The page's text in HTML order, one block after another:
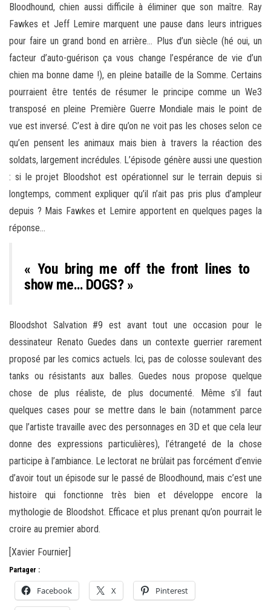
Bloodhound, chien aussi difficile à éliminer que son maître. Ray
Fawkes et Jeff Lemire marquent une pause dans leurs intrigues
pour faire un grand bond en arrière… Plus d’un siècle (hé oui, un
facteur d’auto-guérison ça vous change l’espérance de vie d’un
chien ma bonne dame !), en pleine bataille de la Somme. Certains
pourraient être tentés de résumer le principe comme un We3
transposé en pleine Première Guerre Mondiale mais le point de
vue est inversé. C’est à dire qu’on ne voit pas les choses selon ce
qu’en pensent les animaux mais bien à travers la réaction des
soldats, largement incrédules. L’épisode génère aussi une question
: si le projet Bloodshot est opérationnel sur le terrain depuis si
longtemps, comment expliquer qu’il n’ait pas pris plus d’ampleur
depuis ? Mais Fawkes et Lemire apportent en quelques pages la
réponse…
« You bring me off the front lines to
show me… DOGS? »
Bloodshot Salvation #9 est avant tout une occasion pour le
dessinateur Renato Guedes dans un contexte guerrier rarement
proposé par les comics actuels. Ici, pas de colosse soulevant des
tanks ou résistants aux balles. Guedes nous propose quelque
chose de plus réaliste, de plus documenté. Même s’il faut
quelques cases pour se mettre dans le bain (notamment parce
que l’artiste travaille avec des personnages en 3D et que cela leur
donne des expressions particulières), l’étrangeté de la chose
participe à l’ambiance. Le lectorat ne brûlait pas forcément d’envie
d’avoir tout un épisode sur le passé de Bloodhound, mais c’est une
histoire qui fonctionne très bien et développe encore la
mythologie de Bloodshot. Efficace et plus prenant qu’on pourrait le
croire au premier abord.
[Xavier Fournier]
Partager :
Facebook X Pinterest